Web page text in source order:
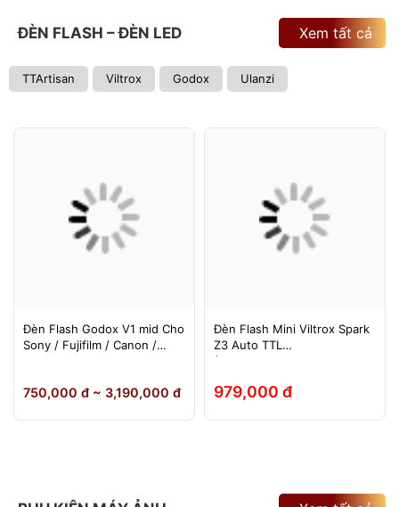
ĐÈN FLASH – ĐÈN LED
TTArtisan Viltrox Godox Ulanzi
Xem tất cả
Đèn Flash Godox V1 mid Cho
Sony / Fujifilm / Canon /
750,000 đ ~ 3,190,000 đ
Đèn Flash Mini Viltrox Spark
Z3 Auto TTL
(Fuji/Sony/Canon/Nikon)
979,000 đ